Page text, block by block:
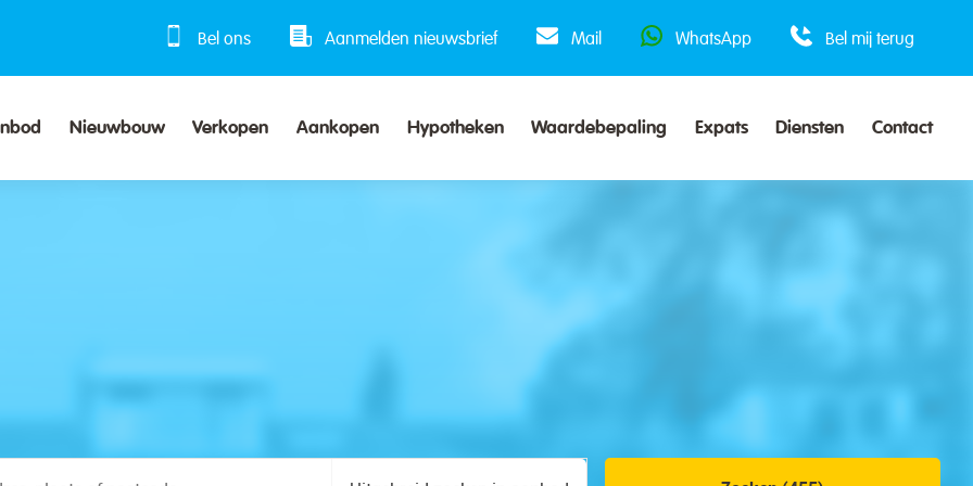
Bel ons Aanmelden nieuwsbrief Mail WhatsApp Bel mij terug
Nieuwbouw Verkopen Aankopen Hypotheken Waardebepaling Expats Diensten Contact